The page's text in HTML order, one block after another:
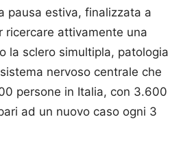
pausa estiva, finalizzata a
ricercare attivamente una
la sclero simultipla, patologia
nervoso centrale che
persone in Italia, con 3.600
ad un nuovo caso ogni 3